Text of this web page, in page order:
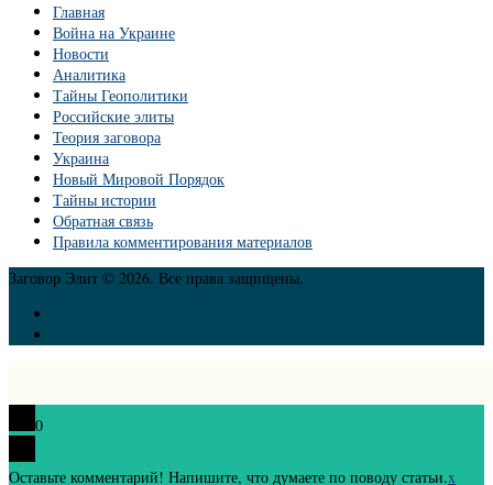
Главная
Война на Украине
Новости
Аналитика
Тайны Геополитики
Российские элиты
Теория заговора
Украина
Новый Мировой Порядок
Тайны истории
Обратная связь
Правила комментирования материалов
Заговор Элит © 2026. Все права защищены.
0
Оставьте комментарий! Напишите, что думаете по поводу статьи.x